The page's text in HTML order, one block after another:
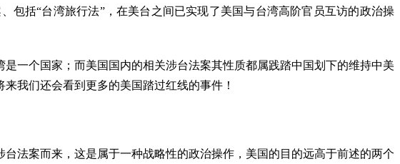
括“台湾旅行法”，在美台之间已实现了美国与台湾高阶官员互访的政治操
个国家；而美国国内的相关涉台法案其性质都属践踏中国划下的维持中美
我们还会看到更多的美国踏过红线的事件！
案而来，这是属于一种战略性的政治操作，美国的目的远高于前述的两个